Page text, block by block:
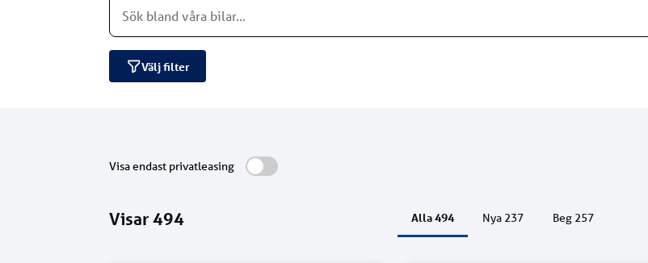
Välj filter
Visa endast privatleasing
Visar494 Alla494 Nya 237 Beg 257